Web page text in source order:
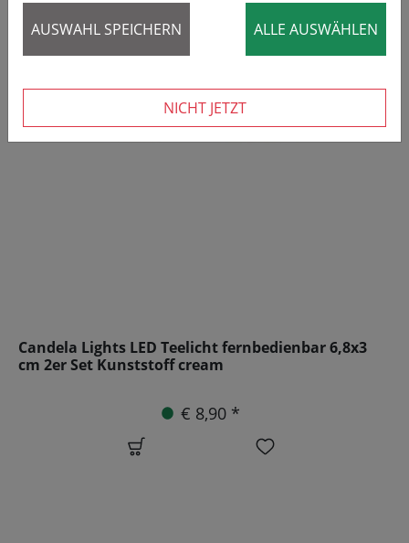
Candela Lights LED Teelicht fernbedienbar 6,8x3
cm 2er Set Kunststoff cream
€ 8,90 *
AUSWAHL SPEICHERN ALLE AUSWÄHLEN
NICHT JETZT